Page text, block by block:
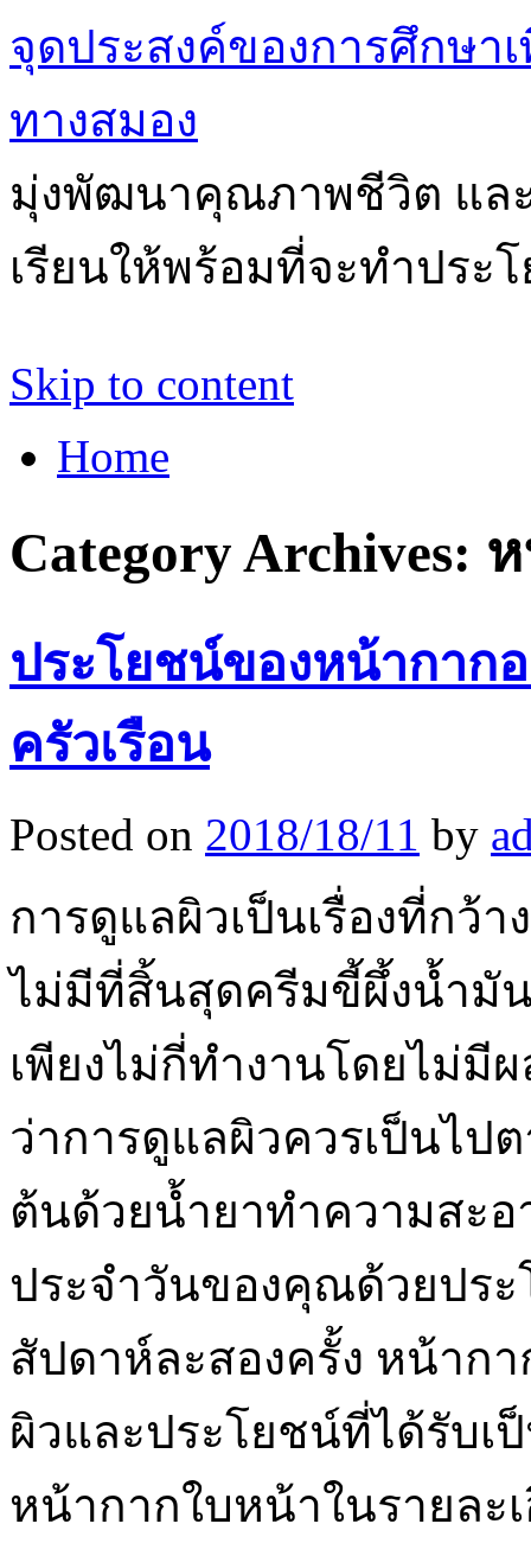
จุดประสงค์ของการศึกษา
ทางสมอง
มุ่งพัฒนาคุณภาพชีวิต แล
เรียนให้พร้อมที่จะทำประ
Skip to content
Home
Category Archives:
ประโยชน์ของหน้ากาก
ครัวเรือน
Posted on 2018/18/11 by
การดูแลผิวเป็นเรื่องที่ก
ไม่มีที่สิ้นสุดครีมขี้ผึ้งน้ำมั
เพียงไม่กี่ทำงานโดยไม่มี
ว่าการดูแลผิวควรเป็นไป
ต้นด้วยน้ำยาทำความสะ
ประจำวันของคุณด้วยปร
สัปดาห์ละสองครั้ง หน้าก
ผิวและประโยชน์ที่ได้รับเ
หน้ากากใบหน้าในรายละ